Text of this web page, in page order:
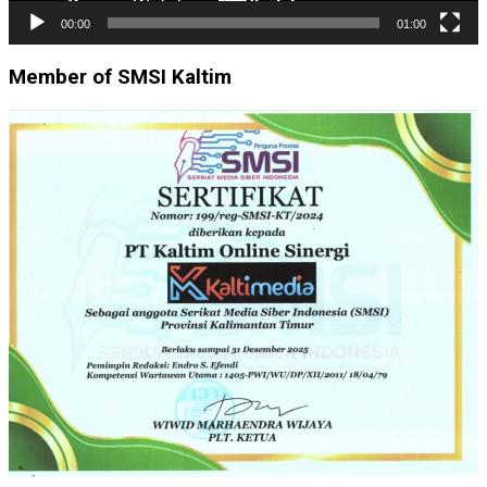
00:00 01:00
Member of SMSI Kaltim